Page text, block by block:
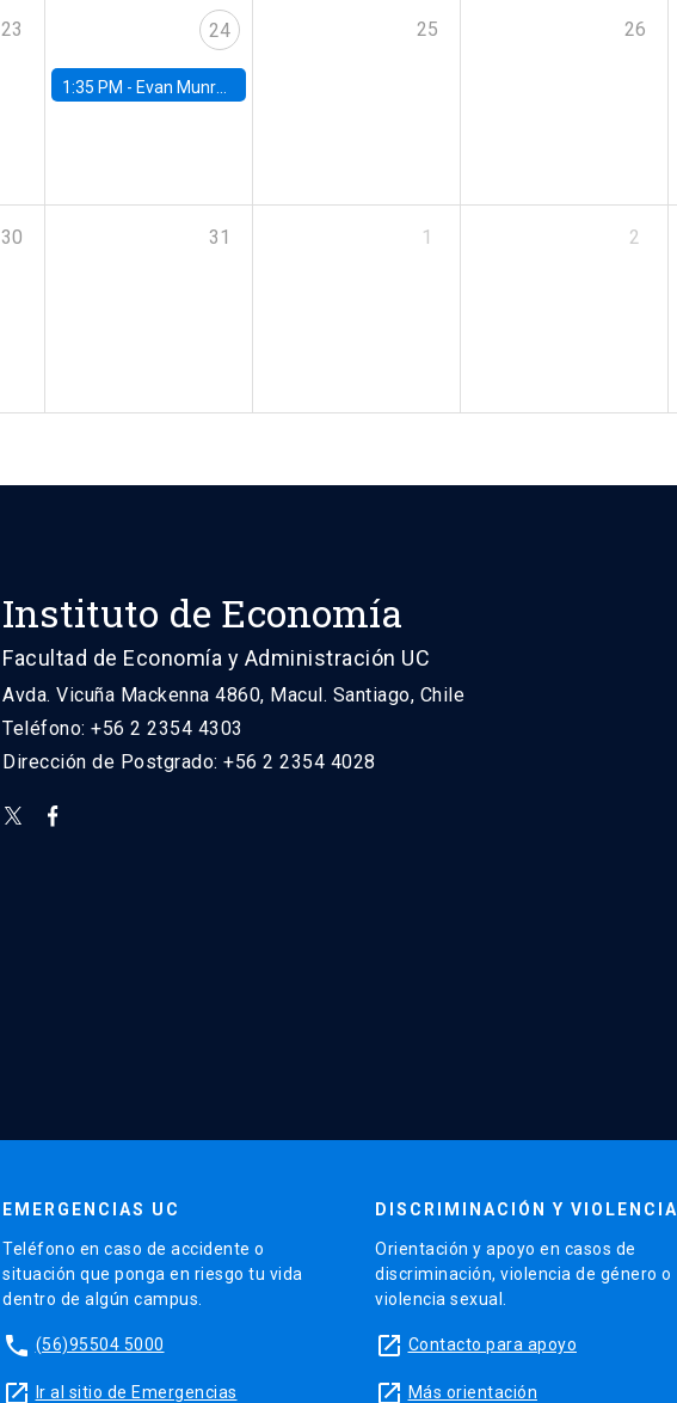
23 24
1:35 PM - Evan Munro, Neyman Visiting Assistant Professor in the Department of Statistics at UC Berkeley
25 26
30 31 1 2
Instituto de Economía
Facultad de Economía y Administración UC
Avda. Vicuña Mackenna 4860, Macul. Santiago, Chile
Teléfono: +56 2 2354 4303
Dirección de Postgrado: +56 2 2354 4028
EMERGENCIAS UC
Teléfono en caso de accidente o
situación que ponga en riesgo tu vida
dentro de algún campus.
phone (56)95504 5000
launch Ir al sitio de Emergencias
DISCRIMINACIÓN Y VIOLENCIA
Orientación y apoyo en casos de
discriminación, violencia de género o
violencia sexual.
launch Contacto para apoyo
launch Más orientación